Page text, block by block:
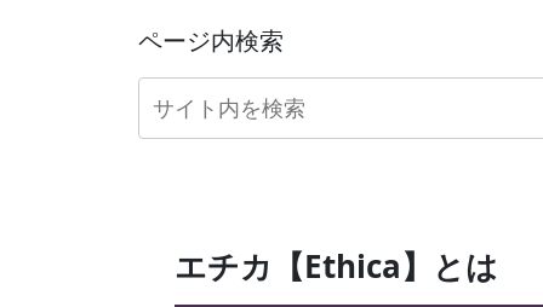
ページ内検索
エチカ【Ethica】とは